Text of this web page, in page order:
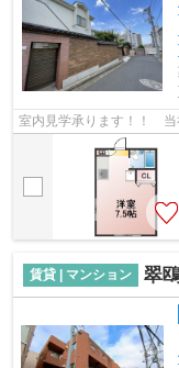
室内見学承ります！！ 当
賃貸 | マンション 翠